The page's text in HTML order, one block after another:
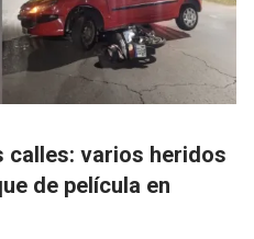
calles: varios heridos
de película en